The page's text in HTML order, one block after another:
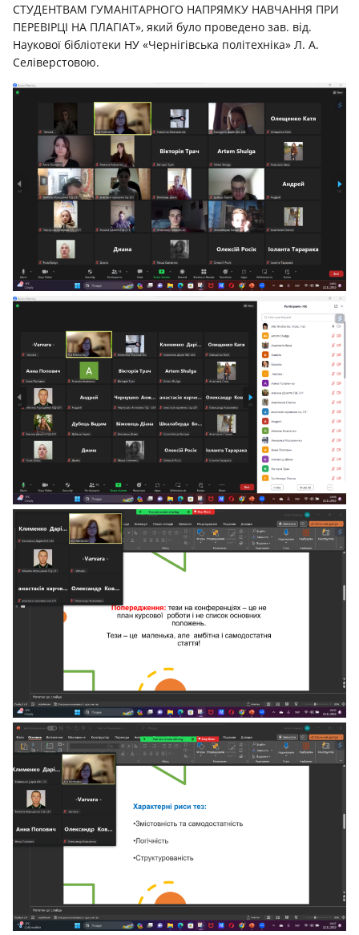
СТУДЕНТВАМ ГУМАНІТАРНОГО НАПРЯМКУ НАВЧАННЯ ПРИ
ПЕРЕВІРЦІ НА ПЛАГІАТ», який було проведено зав. від.
Наукової бібліотеки НУ «Чернігівська політехніка» Л. А.
Селіверстовою.